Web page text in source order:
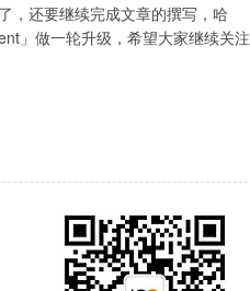
，还要继续完成文章的撰写，哈
」做一轮升级，希望大家继续关注